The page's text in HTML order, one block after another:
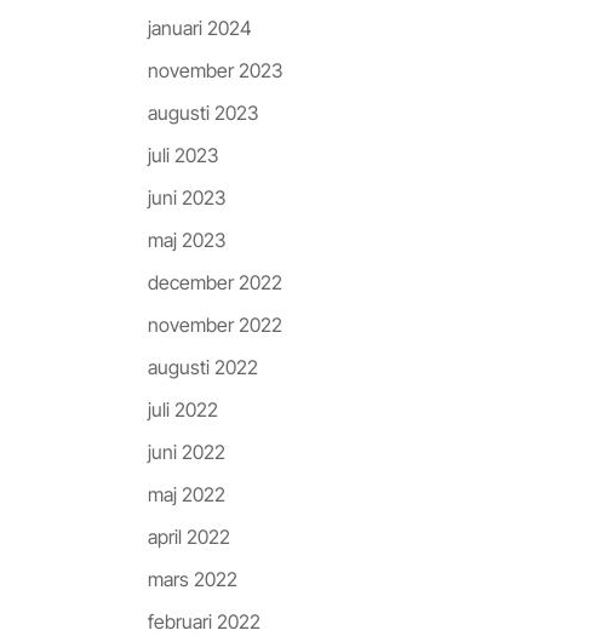
januari 2024
november 2023
augusti 2023
juli 2023
juni 2023
maj 2023
december 2022
november 2022
augusti 2022
juli 2022
juni 2022
maj 2022
april 2022
mars 2022
februari 2022